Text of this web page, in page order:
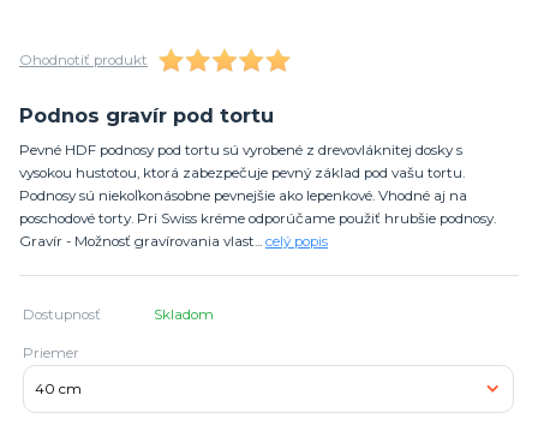
Ohodnotiť produkt
Podnos gravír pod tortu
Pevné HDF podnosy pod tortu sú vyrobené z drevovláknitej dosky s
vysokou hustotou, ktorá zabezpečuje pevný základ pod vašu tortu.
Podnosy sú niekoľkonásobne pevnejšie ako lepenkové. Vhodné aj na
poschodové torty. Pri Swiss kréme odporúčame použiť hrubšie podnosy.
Gravír - Možnosť gravírovania vlast... celý popis
Dostupnosť Skladom
Priemer